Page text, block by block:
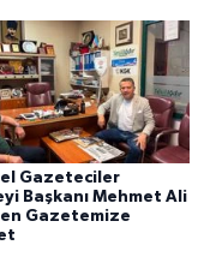
Gazeteciler
Başkanı Mehmet Ali
Gazetemize